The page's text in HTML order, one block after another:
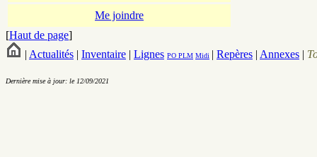
Me joindre
[Haut de page]
| Actualités | Inventaire | Lignes PO PLM Midi | Repères | Annexes |
Dernière mise à jour: le 12/09/2021